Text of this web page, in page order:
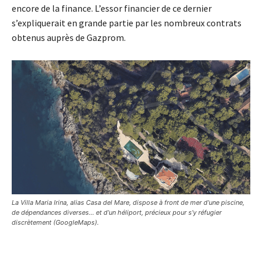
encore de la finance. L’essor financier de ce dernier
s’expliquerait en grande partie par les nombreux contrats
obtenus auprès de Gazprom.
La Villa Maria Irina, alias Casa del Mare, dispose à front de mer d’une piscine,
de dépendances diverses… et d’un héliport, précieux pour s’y réfugier
discrètement (GoogleMaps).